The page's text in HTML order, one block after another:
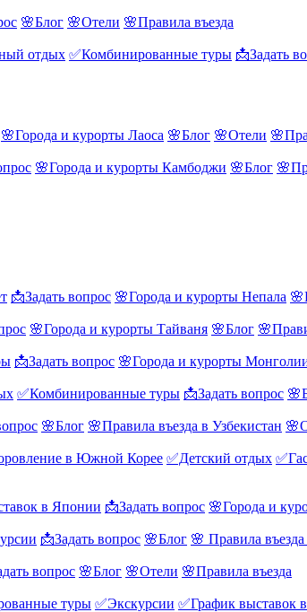
🌸Блог 🌸Отели 🌸Правила въезда
отдых ✅Комбинированные туры 📩Задать
🌸Города и курорты Лаоса 🌸Блог 🌸Отели
🌸Города и курорты Камбоджи 🌸Блог
📩Задать вопрос 🌸Города и курорты Непала
🌸Города и курорты Тайваня 🌸Блог
📩Задать вопрос 🌸Города и курорты
✅Комбинированные туры 📩Задать вопрос
🌸Блог 🌸Правила въезда в Узбекистан
в Южной Корее ✅Детский отдых
в Японии 📩Задать вопрос 🌸Города и
📩Задать вопрос 🌸Блог 🌸 Правила
вопрос 🌸Блог 🌸Отели 🌸Правила въезда
туры ✅Экскурсии ✅График выставок